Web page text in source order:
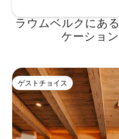
ラウムベルクにあ
ケーショ
ゲストチョイス
ゲストチョイス